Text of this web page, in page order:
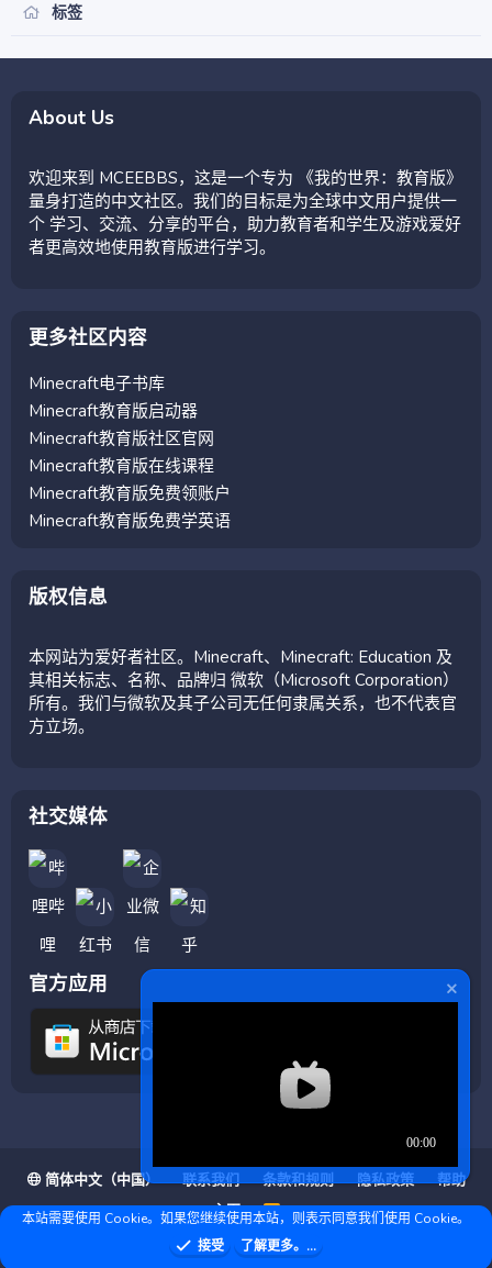
标签
About Us
欢迎来到 MCEEBBS，这是一个专为 《我的世界：教育版》
量身打造的中文社区。我们的目标是为全球中文用户提供一
个 学习、交流、分享的平台，助力教育者和学生及游戏爱好
者更高效地使用教育版进行学习。
更多社区内容
Minecraft电子书库
Minecraft教育版启动器
Minecraft教育版社区官网
Minecraft教育版在线课程
Minecraft教育版免费领账户
Minecraft教育版免费学英语
版权信息
本网站为爱好者社区。Minecraft、Minecraft: Education 及
其相关标志、名称、品牌归 微软（Microsoft Corporation）
所有。我们与微软及其子公司无任何隶属关系，也不代表官
方立场。
社交媒体
官方应用
简体中文（中国） 联系我们 条款和规则 隐私政策
帮助
主页
R
S
S
❤ © Copyright 2020–2026 基岩科技 版权所有 |Microsoft Marketplace
本站需要使用 Cookie。如果您继续使用本站，则表示同意我们使用 Cookie。
接受
了解更多。...